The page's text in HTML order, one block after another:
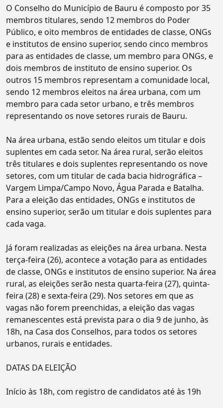
O Conselho do Município de Bauru é composto por 35
membros titulares, sendo 12 membros do Poder
Público, e oito membros de entidades de classe, ONGs
e institutos de ensino superior, sendo cinco membros
para as entidades de classe, um membro para ONGs, e
dois membros de instituto de ensino superior. Os
outros 15 membros representam a comunidade local,
sendo 12 membros eleitos na área urbana, com um
membro para cada setor urbano, e três membros
representando os nove setores rurais de Bauru.
Na área urbana, estão sendo eleitos um titular e dois
suplentes em cada setor. Na área rural, serão eleitos
três titulares e dois suplentes representando os nove
setores, com um titular de cada bacia hidrográfica –
Vargem Limpa/Campo Novo, Água Parada e Batalha.
Para a eleição das entidades, ONGs e institutos de
ensino superior, serão um titular e dois suplentes para
cada vaga.
Já foram realizadas as eleições na área urbana. Nesta
terça-feira (26), acontece a votação para as entidades
de classe, ONGs e institutos de ensino superior. Na área
rural, as eleições serão nesta quarta-feira (27), quinta-
feira (28) e sexta-feira (29). Nos setores em que as
vagas não forem preenchidas, a eleição das vagas
remanescentes está prevista para o dia 9 de junho, às
18h, na Casa dos Conselhos, para todos os setores
urbanos, rurais e entidades.
DATAS DA ELEIÇÃO
Início às 18h, com registro de candidatos até às 19h